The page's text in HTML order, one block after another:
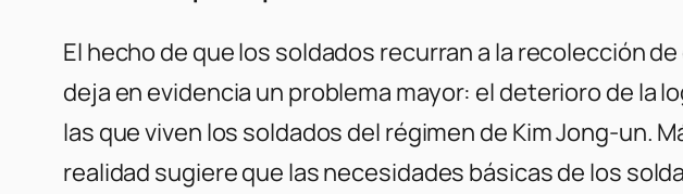
El hecho de que los soldados recurran a la recolección
deja en evidencia un problema mayor: el deterioro de la
las que viven los soldados del régimen de Kim Jong-un.
realidad sugiere que las necesidades básicas de los